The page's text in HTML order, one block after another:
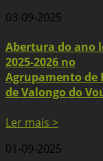
03-09-2025
Abertura do ano
2025-2026 no
Agrupamento de
de Valongo do
Ler mais >
01-09-2025